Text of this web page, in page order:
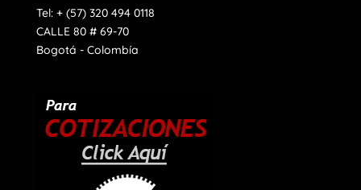
Tel: + (57) 320 494 0118
CALLE 80 # 69-70
Bogotá - Colombía